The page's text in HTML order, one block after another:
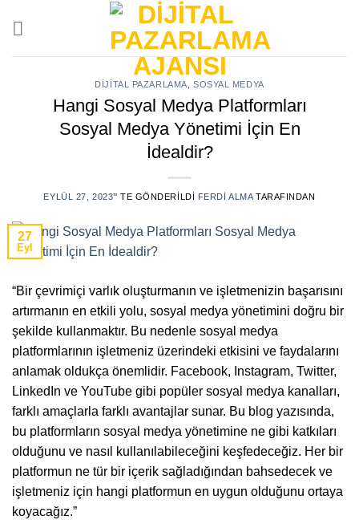
DIJITAL PAZARLAMA SOSYAL MEDYA
Hangi Sosyal Medya Platformları
Sosyal Medya Yönetimi İçin En
İdealdir?
EYLÜL 27, 2023’' TE GÖNDERILDI FERDI ALMATARAFINDAN
27
Eyl
“Bir çevrimiçi varlık oluşturmanın ve işletmenizin başarısını
artırmanın en etkili yolu, sosyal medya yönetimini doğru bir
şekilde kullanmaktır. Bu nedenle sosyal medya
platformlarının işletmeniz üzerindeki etkisini ve faydalarını
anlamak oldukça önemlidir. Facebook, Instagram, Twitter,
LinkedIn ve YouTube gibi popüler sosyal medya kanalları,
farklı amaçlarla farklı avantajlar sunar. Bu blog yazısında,
bu platformların sosyal medya yönetimine ne gibi katkıları
olduğunu ve nasıl kullanılabileceğini keşfedeceğiz. Her bir
platformun ne tür bir içerik sağladığından bahsedecek ve
işletmeniz için hangi platformun en uygun olduğunu ortaya
koyacağız.”